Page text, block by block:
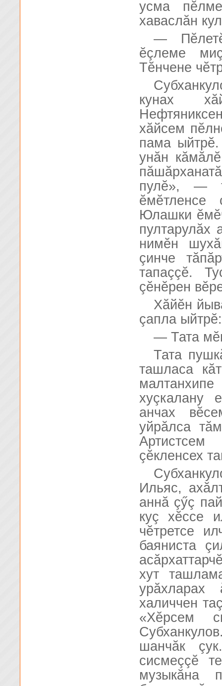
усма
хаваслăн
—
ĕçлеме
Тĕнчене
кунах
хăйсем
пама
унăн
пулĕ», —
ĕмĕтленсе
Юлашки
нимĕн
çинче
тапаççĕ.
çĕнĕрен
Хăйĕн
çапла ыйтрĕ:
— Тата
Тата
ташласа
хуçкалану
анчах
уйрăлса
çĕкленсех
Ильяс,
аннă çӳç
куç хĕссе
чĕтретсе
баяниста
хут
халиччен
«Хĕрсем
шанчăк
сисмеççĕ
музыкăна